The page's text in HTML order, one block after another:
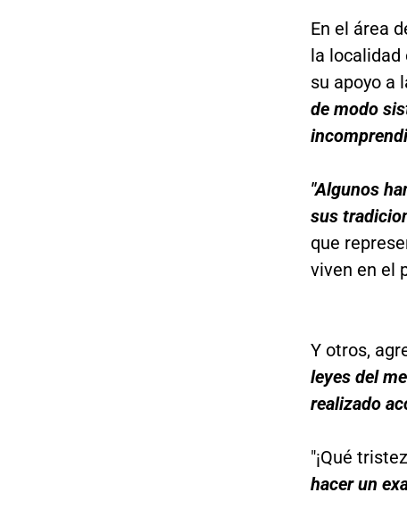
En el área
la localidad
su apoyo a
de modo
"Algunos
sus
que
viven en el
Y otros,
leyes del
realizado
"¡Qué
hacer un